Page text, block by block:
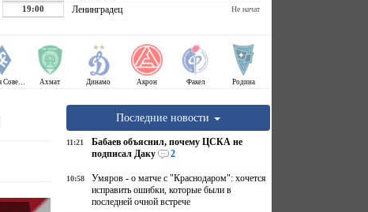
19:00 Ленинградец Не начат
Крылья Советов Ахмат Динамо Акрон Факел Родина
Последние новости
11:21
Бабаев объяснил, почему ЦСКА не
подписал Даку
2
10:58
Умяров - о матче с "Краснодаром": хочется
исправить ошибки, которые были в
последней очной встрече